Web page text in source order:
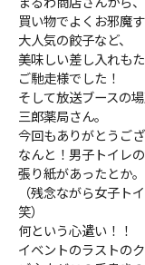
買い物でよくお邪魔
大人気の餃子など、
美味しい差し入れも
ご馳走様でした！
そして放送ブースの
三郎薬局さん。
今回もありがとうご
なんと！男子トイレ
張り紙があったとか。
（残念ながら女子ト
笑）
何という心遣い！！
イベントのラストの